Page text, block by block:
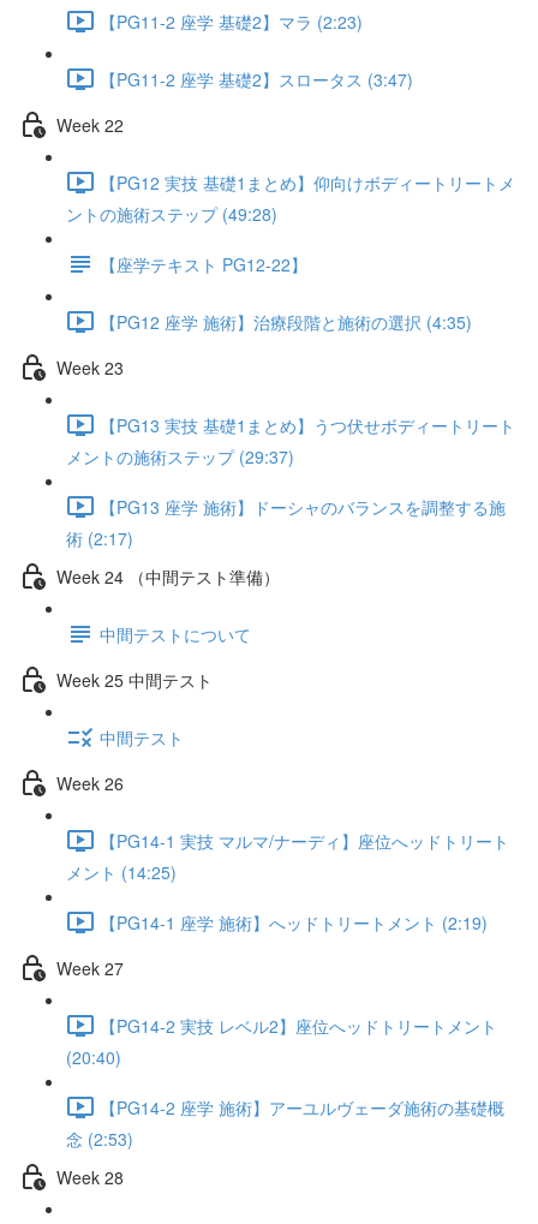
【PG11-2 座学 基礎2】マラ (2:23)
【PG11-2 座学 基礎2】スロータス (3:47)
Week 22
【PG12 実技 基礎1まとめ】仰向けボディートリートメ
ントの施術ステップ (49:28)
【座学テキスト PG12-22】
【PG12 座学 施術】治療段階と施術の選択 (4:35)
Week 23
【PG13 実技 基礎1まとめ】うつ伏せボディートリート
メントの施術ステップ (29:37)
【PG13 座学 施術】ドーシャのバランスを調整する施
術 (2:17)
Week 24 （中間テスト準備）
中間テストについて
Week 25 中間テスト
中間テスト
Week 26
【PG14-1 実技 マルマ/ナーディ】座位へッドトリート
メント (14:25)
【PG14-1 座学 施術】へッドトリートメント (2:19)
Week 27
【PG14-2 実技 レベル2】座位へッドトリートメント
(20:40)
【PG14-2 座学 施術】アーユルヴェーダ施術の基礎概
念 (2:53)
Week 28